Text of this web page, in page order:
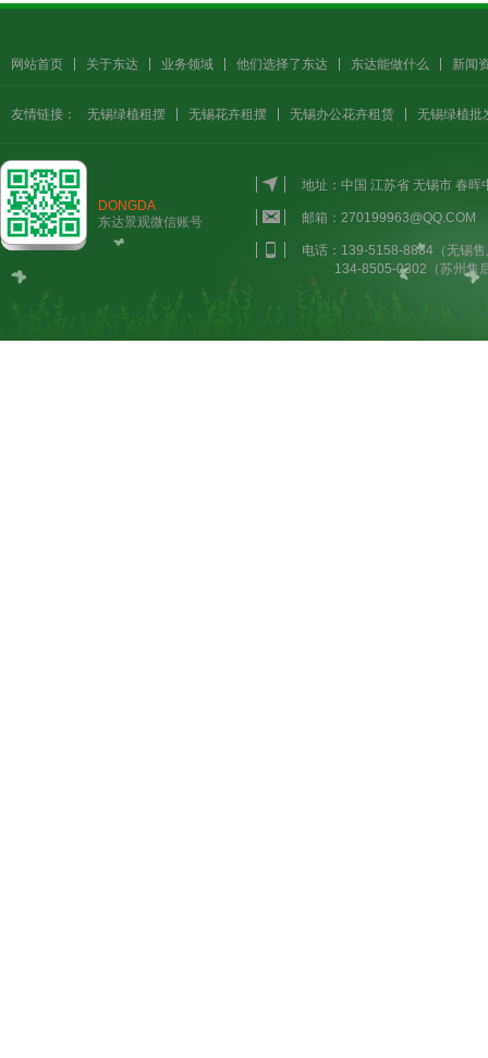
网站首页 关于东达 业务领域 他们选择了东达 东达能做什么 新闻
友情链接： 无锡绿植租摆 无锡花卉租摆 无锡办公花卉租赁 无锡绿植批
DONGDA
东达景观微信账号
地址：中国 江苏省 无锡市 春
邮箱：270199963@QQ.COM
电话：139-5158-8884（无锡
134-8505-0302（苏州售后